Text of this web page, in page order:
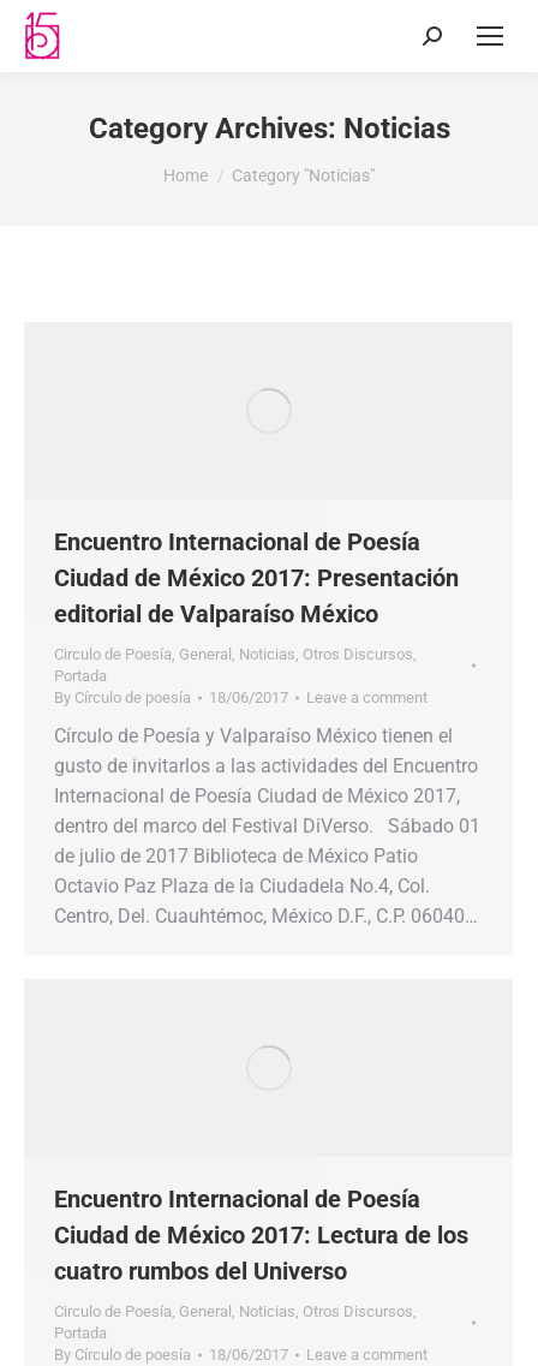
Category Archives: Noticias
You are here:
Home Category "Noticias"
Encuentro Internacional de Poesía
Ciudad de México 2017: Presentación
editorial de Valparaíso México
Circulo de Poesía, General , Noticias, Otros Discursos,
Portada
By Círculo de poesía 18/06/2017 Leave a comment
Círculo de Poesía y Valparaíso México tienen el
gusto de invitarlos a las actividades del Encuentro
Internacional de Poesía Ciudad de México 2017,
dentro del marco del Festival DiVerso. Sábado 01
de julio de 2017 Biblioteca de México Patio
Octavio Paz Plaza de la Ciudadela No.4, Col.
Centro, Del. Cuauhtémoc, México D.F., C.P. 06040…
Encuentro Internacional de Poesía
Ciudad de México 2017: Lectura de los
cuatro rumbos del Universo
Circulo de Poesía, General , Noticias, Otros Discursos,
Portada
By Círculo de poesía 18/06/2017 Leave a comment